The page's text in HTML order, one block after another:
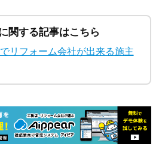
関する記事はこちら
リフォーム会社が出来る施主